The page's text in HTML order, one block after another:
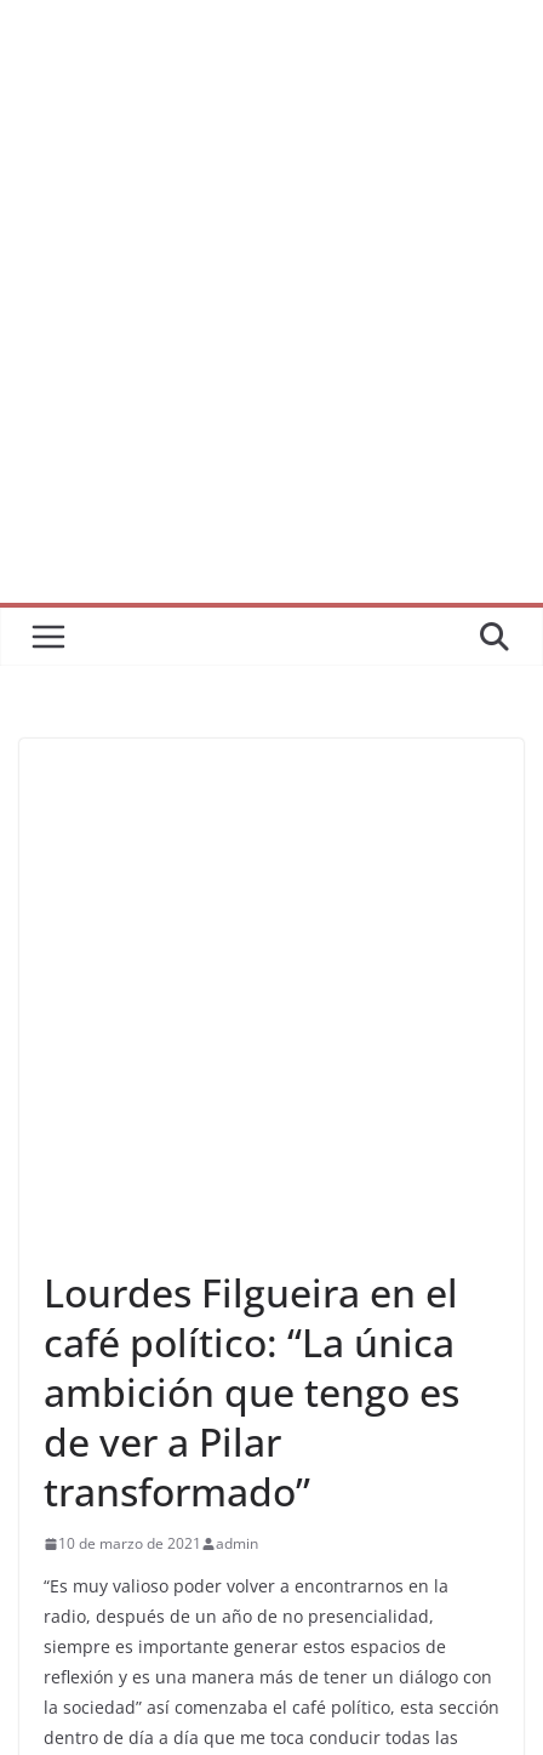
Lourdes Filgueira en el
café político: “La única
ambición que tengo es
de ver a Pilar
transformado”
10 de marzo de 2021 admin
“Es muy valioso poder volver a encontrarnos en la
radio, después de un año de no presencialidad,
siempre es importante generar estos espacios de
reflexión y es una manera más de tener un diálogo con
la sociedad” así comenzaba el café político, esta sección
dentro de día a día que me toca conducir todas las